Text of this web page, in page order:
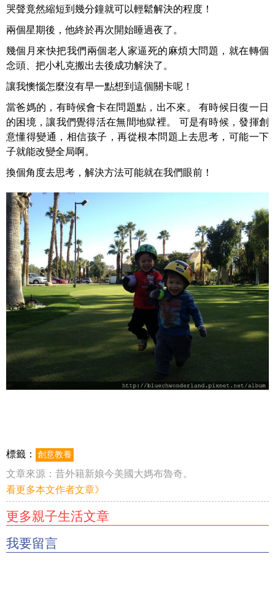
哭聲竟然縮短到幾分鐘就可以輕鬆解決的程度！
兩個星期後，他終於再次開始睡過夜了。
幾個月來快把我們兩個老人家逼死的麻煩大問題，就在轉個
念頭、把小札克搬出去後成功解決了。
讓我懊惱怎麼沒有早一點想到這個關卡呢！
當爸媽的，有時候會卡在問題點，出不來。 有時候日復一日
的困境，讓我們覺得活在無間地獄裡。 可是有時候，發揮創
意懂得變通，相信孩子，再從根本問題上去思考，可能一下
子就能改變全局啊。
換個角度去思考，解決方法可能就在我們眼前！
標籤： 創意教養
文章來源： 昔外籍新娘今美國大媽布魯奇。
看更多本文作者文章》
更多親子生活文章
我要留言